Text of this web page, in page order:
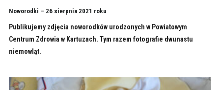
Noworodki – 26 sierpnia 2021 roku
Publikujemy zdjęcia noworodków urodzonych w Powiatowym
Centrum Zdrowia w Kartuzach. Tym razem fotografie dwunastu
niemowląt.